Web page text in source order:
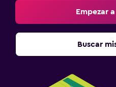
Empezar
Buscar